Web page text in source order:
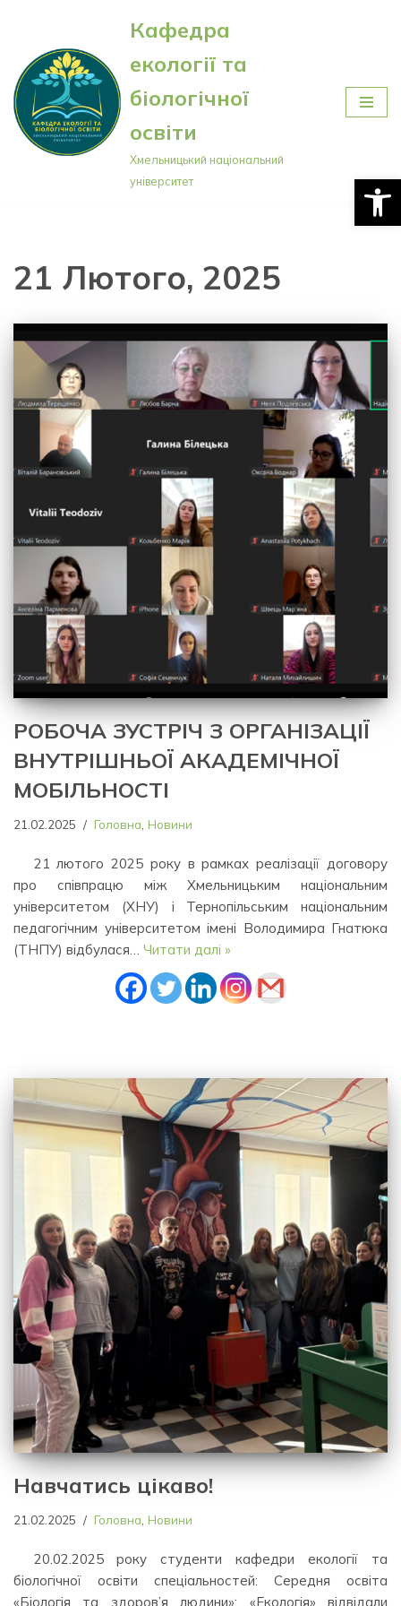
Перейти
до
вмісту
Кафедра
екології та
біологічної
освіти
Хмельницький національний
університет
21 Лютого, 2025
РОБОЧА ЗУСТРІЧ З ОРГАНІЗАЦІЇ
ВНУТРІШНЬОЇ АКАДЕМІЧНОЇ
МОБІЛЬНОСТІ
21.02.2025 Головна Новини
21 лютого 2025 року в рамках реалізації договору
про співпрацю між Хмельницьким національним
університетом (ХНУ) і Тернопільським національним
педагогічним університетом імені Володимира Гнатюка
(ТНПУ) відбулася… Читати далі »
Навчатись цікаво!
21.02.2025 Головна Новини
20.02.2025 року студенти кафедри екології та
біологічної освіти спеціальностей: Середня освіта
«Біологія та здоров’я людини»; «Екологія» відвідали